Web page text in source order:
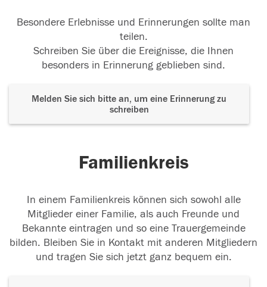
Besondere Erlebnisse und Erinnerungen sollte man
teilen.
Schreiben Sie über die Ereignisse, die Ihnen
besonders in Erinnerung geblieben sind.
Melden Sie sich bitte an, um eine Erinnerung zu
schreiben
Familienkreis
In einem Familienkreis können sich sowohl alle
Mitglieder einer Familie, als auch Freunde und
Bekannte eintragen und so eine Trauergemeinde
bilden. Bleiben Sie in Kontakt mit anderen Mitgliedern
und tragen Sie sich jetzt ganz bequem ein.